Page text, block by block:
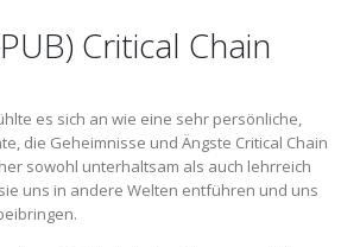
Critical Chain
es sich an wie eine sehr persönliche,
die Geheimnisse und Ängste Critical Chain
sowohl unterhaltsam als auch lehrreich
uns in andere Welten entführen und uns